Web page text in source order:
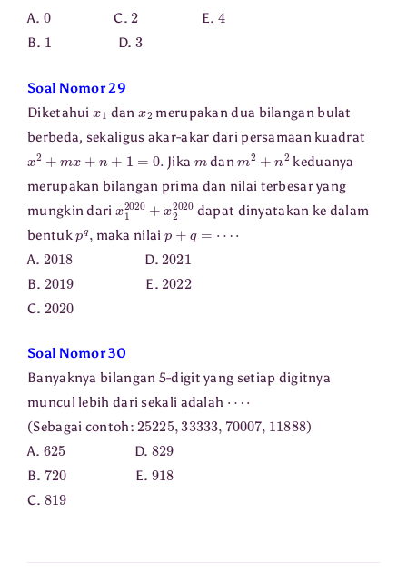
A. 0 C.2 E. 4
B. 1 D. 3
Soal Nomor 29
Diketahui
dan
merupakan dua bilangan bulat
berbeda, sekaligus akar-akar dari persamaan kuadrat
2 +m n 0. Jika dan 2 +
keduanya
merupakan bilangan prima dan nilai terbesar yang
mungkin dari
12020 x22020dapat dinyatakan ke dalam
bentuk pq maka nilai +
A. 2018 D.2021
B. 2019 E.2022
C. 2020
Soal Nomor 30
Banyaknya bilangan 5-digit yang setiap digitnya
muncul lebih dari sekali adalah
(Sebagai contoh:25225 33333 70007 ,11888)
A. 625 D.829
B. 720 E.918
C. 819